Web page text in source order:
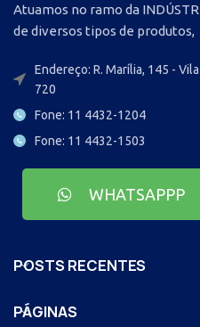
Atuamos no ramo da
de diversos tipos de produtos,
Endereço: R. Marília, 145 -
720
Fone: 11 4432-1204
Fone: 11 4432-1503
WHATSAPPP
POSTS RECENTES
PÁGINAS